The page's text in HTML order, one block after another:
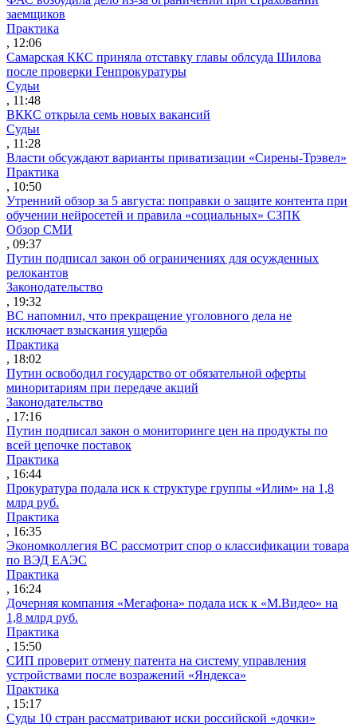
заемщиков
Практика
, 12:06
Самарская ККС приняла отставку главы облсуда Шилова
после проверки Генпрокуратуры
Судьи
, 11:48
ВККС открыла семь новых вакансий
Судьи
, 11:28
Власти обсуждают варианты приватизации «Сирены-Трэвел»
Практика
, 10:50
Утренний обзор за 5 августа: поправки о защите контента при
обучении нейросетей и правила «социальных» СЗПК
Обзор СМИ
, 09:37
Путин подписал закон об ограничениях для осужденных
релокантов
Законодательство
, 19:32
ВС напомнил, что прекращение уголовного дела не
исключает взыскания ущерба
Практика
, 18:02
Путин освободил государство от обязательной оферты
миноритариям при передаче акций
Законодательство
, 17:16
Путин подписал закон о мониторинге цен на продукты по
всей цепочке поставок
Практика
, 16:44
Прокуратура подала иск к структуре группы «Илим» на 1,8
млрд руб.
Практика
, 16:35
Экономколлегия ВС рассмотрит спор о классификации товара
по ВЭД ЕАЭС
Практика
, 16:24
Дочерняя компания «Мегафона» подала иск к «М.Видео» на
1,8 млрд руб.
Практика
, 15:50
СИП проверит отмену патента на систему управления
устройствами после возражений «Яндекса»
Практика
, 15:17
Суды 10 стран рассматривают иски российской «дочки»